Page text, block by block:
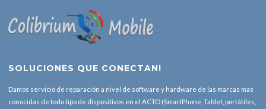
SOLUCIONES QUE CONECTAN!
Damos servicio de reparación a nivel de software y hardware de las marcas mas
conocidas de todo tipo de dispositivos en el ACTO (SmartPhone, Tablet, portátiles,